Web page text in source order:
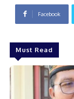
Facebook
Must Read